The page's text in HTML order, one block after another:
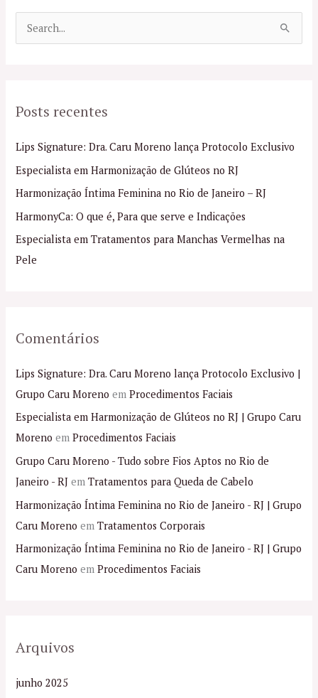
u
s
a
r
p
o
r
Posts recentes
Lips Signature: Dra. Caru Moreno lança Protocolo Exclusivo
Especialista em Harmonização de Glúteos no RJ
Harmonização Íntima Feminina no Rio de Janeiro – RJ
HarmonyCa: O que é, Para que serve e Indicações
Especialista em Tratamentos para Manchas Vermelhas na
Pele
Comentários
Lips Signature: Dra. Caru Moreno lança Protocolo Exclusivo |
Grupo Caru Moreno emProcedimentos Faciais
Especialista em Harmonização de Glúteos no RJ | Grupo Caru
Moreno emProcedimentos Faciais
Grupo Caru Moreno - Tudo sobre Fios Aptos no Rio de
Janeiro - RJ emTratamentos para Queda de Cabelo
Harmonização Íntima Feminina no Rio de Janeiro - RJ | Grupo
Caru Moreno emTratamentos Corporais
Harmonização Íntima Feminina no Rio de Janeiro - RJ | Grupo
Caru Moreno emProcedimentos Faciais
Arquivos
junho 2025